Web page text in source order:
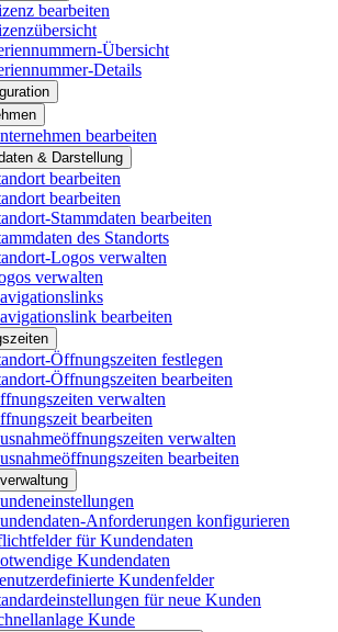
bearbeiten
Übersicht
Details
bearbeiten
& Darstellung
bearbeiten
bearbeiten
Stammdaten bearbeiten
des Standorts
Logos verwalten
verwalten
bearbeiten
Öffnungszeiten festlegen
Öffnungszeiten bearbeiten
verwalten
bearbeiten
verwalten
bearbeiten
Anforderungen konfigurieren
für Kundendaten
Kundendaten
Kundenfelder
für neue Kunden
Kunde